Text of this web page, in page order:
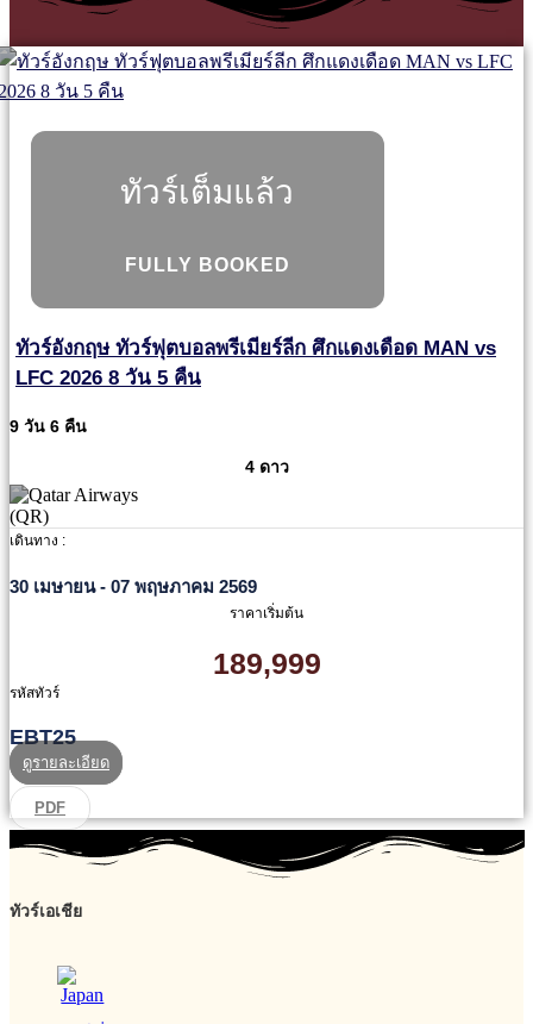
ทัวร์เต็มแล้ว
FULLY BOOKED
ทัวร์อังกฤษ ทัวร์ฟุตบอลพรีเมียร์ลีก ศึกแดงเดือด MAN vs
LFC 2026 8 วัน 5 คืน
9 วัน 6 คืน
4 ดาว
เดินทาง :
30 เมษายน - 07 พฤษภาคม 2569
ราคาเริ่มต้น
189,999
รหัสทัวร์
EBT25
ดูรายละเอียด
PDF
ทัวร์เอเชีย